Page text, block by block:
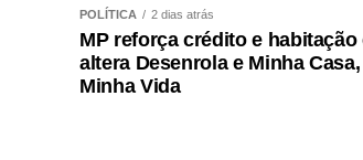
normalidade
excepcionalidade.
POLÍTICA 2 dias atrás
MP reforça crédito e habitação
altera Desenrola e Minha Casa,
Minha Vida